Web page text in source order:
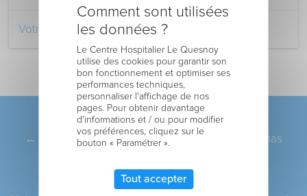
Votre retour au domicile
ARTICLE PRÉCÉDENT
←
Modalités pour les visites dès lors qu’il n’y a pas
ARTICLE SUIVANT
Comment sont utilisées
les données ?
Le Centre Hospitalier Le Quesnoy
utilise des cookies pour garantir son
bon fonctionnement et optimiser ses
performances techniques,
personnaliser l'affichage de nos
pages. Pour obtenir davantage
d'informations et / ou pour modifier
vos préférences, cliquez sur le
bouton « Paramétrer ».
Tout accepter